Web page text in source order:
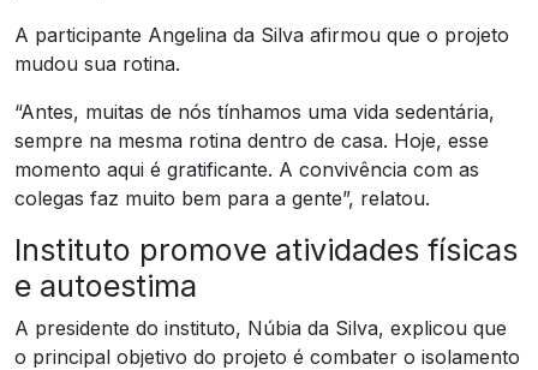
A participante Angelina da Silva afirmou que o projeto
mudou sua rotina.
“Antes, muitas de nós tínhamos uma vida sedentária,
sempre na mesma rotina dentro de casa. Hoje, esse
momento aqui é gratificante. A convivência com as
colegas faz muito bem para a gente”, relatou.
Instituto promove atividades físicas
e autoestima
A presidente do instituto, Núbia da Silva, explicou que
o principal objetivo do projeto é combater o isolamento